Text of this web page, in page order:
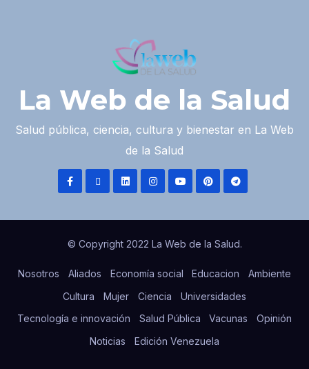
La Web de la Salud
Salud pública, ciencia, cultura y bienestar en La Web
de la Salud
© Copyright 2022 La Web de la Salud.
Nosotros Aliados Economía social Educacion
Ambiente
Cultura
Mujer Ciencia
Universidades
Tecnología e innovación
Salud Pública Vacunas
Opinión
Noticias
Edición Venezuela